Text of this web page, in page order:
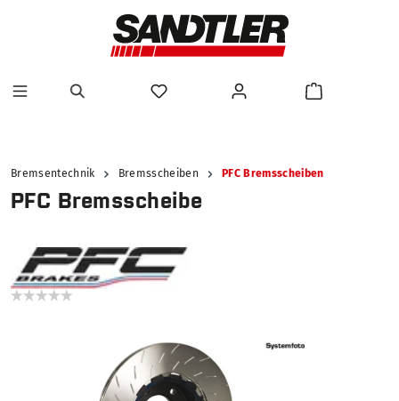
Bremsentechnik Bremsscheiben PFC Bremsscheiben
PFC Bremsscheibe
Bildergalerie überspringen